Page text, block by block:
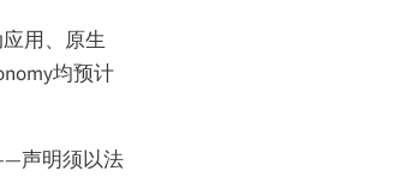
应用、原生
均预计
声明须以法